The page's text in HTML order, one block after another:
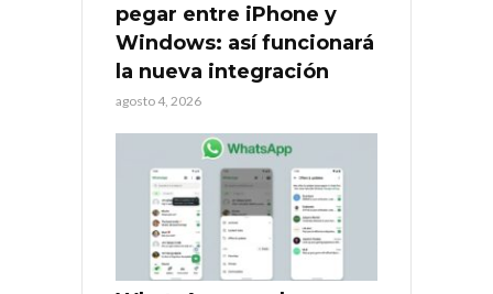
pegar entre iPhone y
Windows: así funcionará
la nueva integración
agosto 4, 2026